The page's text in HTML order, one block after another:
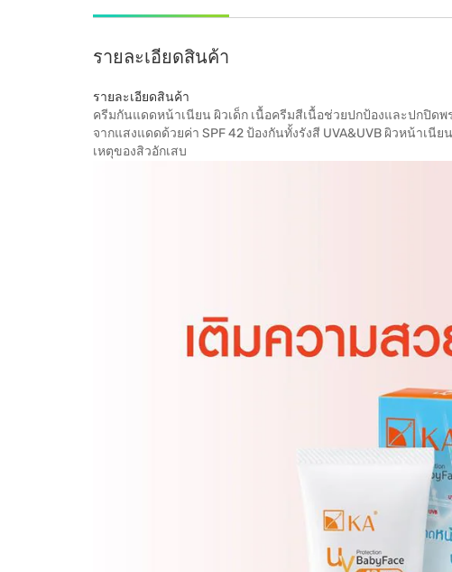
รายละเอียดสินค้า
รายละเอียดสินค้า
ครีมกันแดดหน้าเนียน ผิวเด็ก เนื้อครีมสีเนื้อช่วยปกป้องและปกปิ
จากแสงแดดด้วยค่า SPF 42 ป้องกันทั้งรังสี UVA&UVB ผิวหน้าเนี
เหตุของสิวอักเสบ